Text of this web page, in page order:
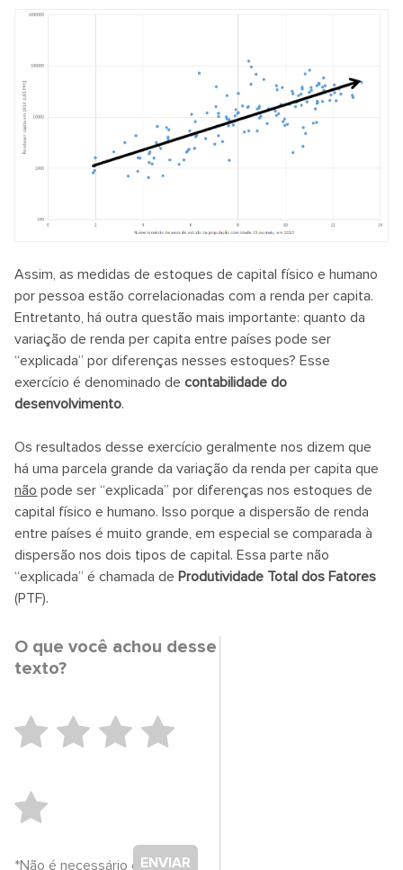
Assim, as medidas de estoques de capital físico e humano
por pessoa estão correlacionadas com a renda per capita.
Entretanto, há outra questão mais importante: quanto da
variação de renda per capita entre países pode ser
“explicada” por diferenças nesses estoques? Esse
exercício é denominado decontabilidade do
desenvolvimento.
Os resultados desse exercício geralmente nos dizem que
há uma parcela grande da variação da renda per capita que
não pode ser “explicada” por diferenças nos estoques de
capital físico e humano. Isso porque a dispersão de renda
entre países é muito grande, em especial se comparada à
dispersão nos dois tipos de capital. Essa parte não
“explicada” é chamada deProdutividade Total dos Fatores
(PTF).
O que você achou desse
texto?
ENVIAR
*Não é necessário cadastro.